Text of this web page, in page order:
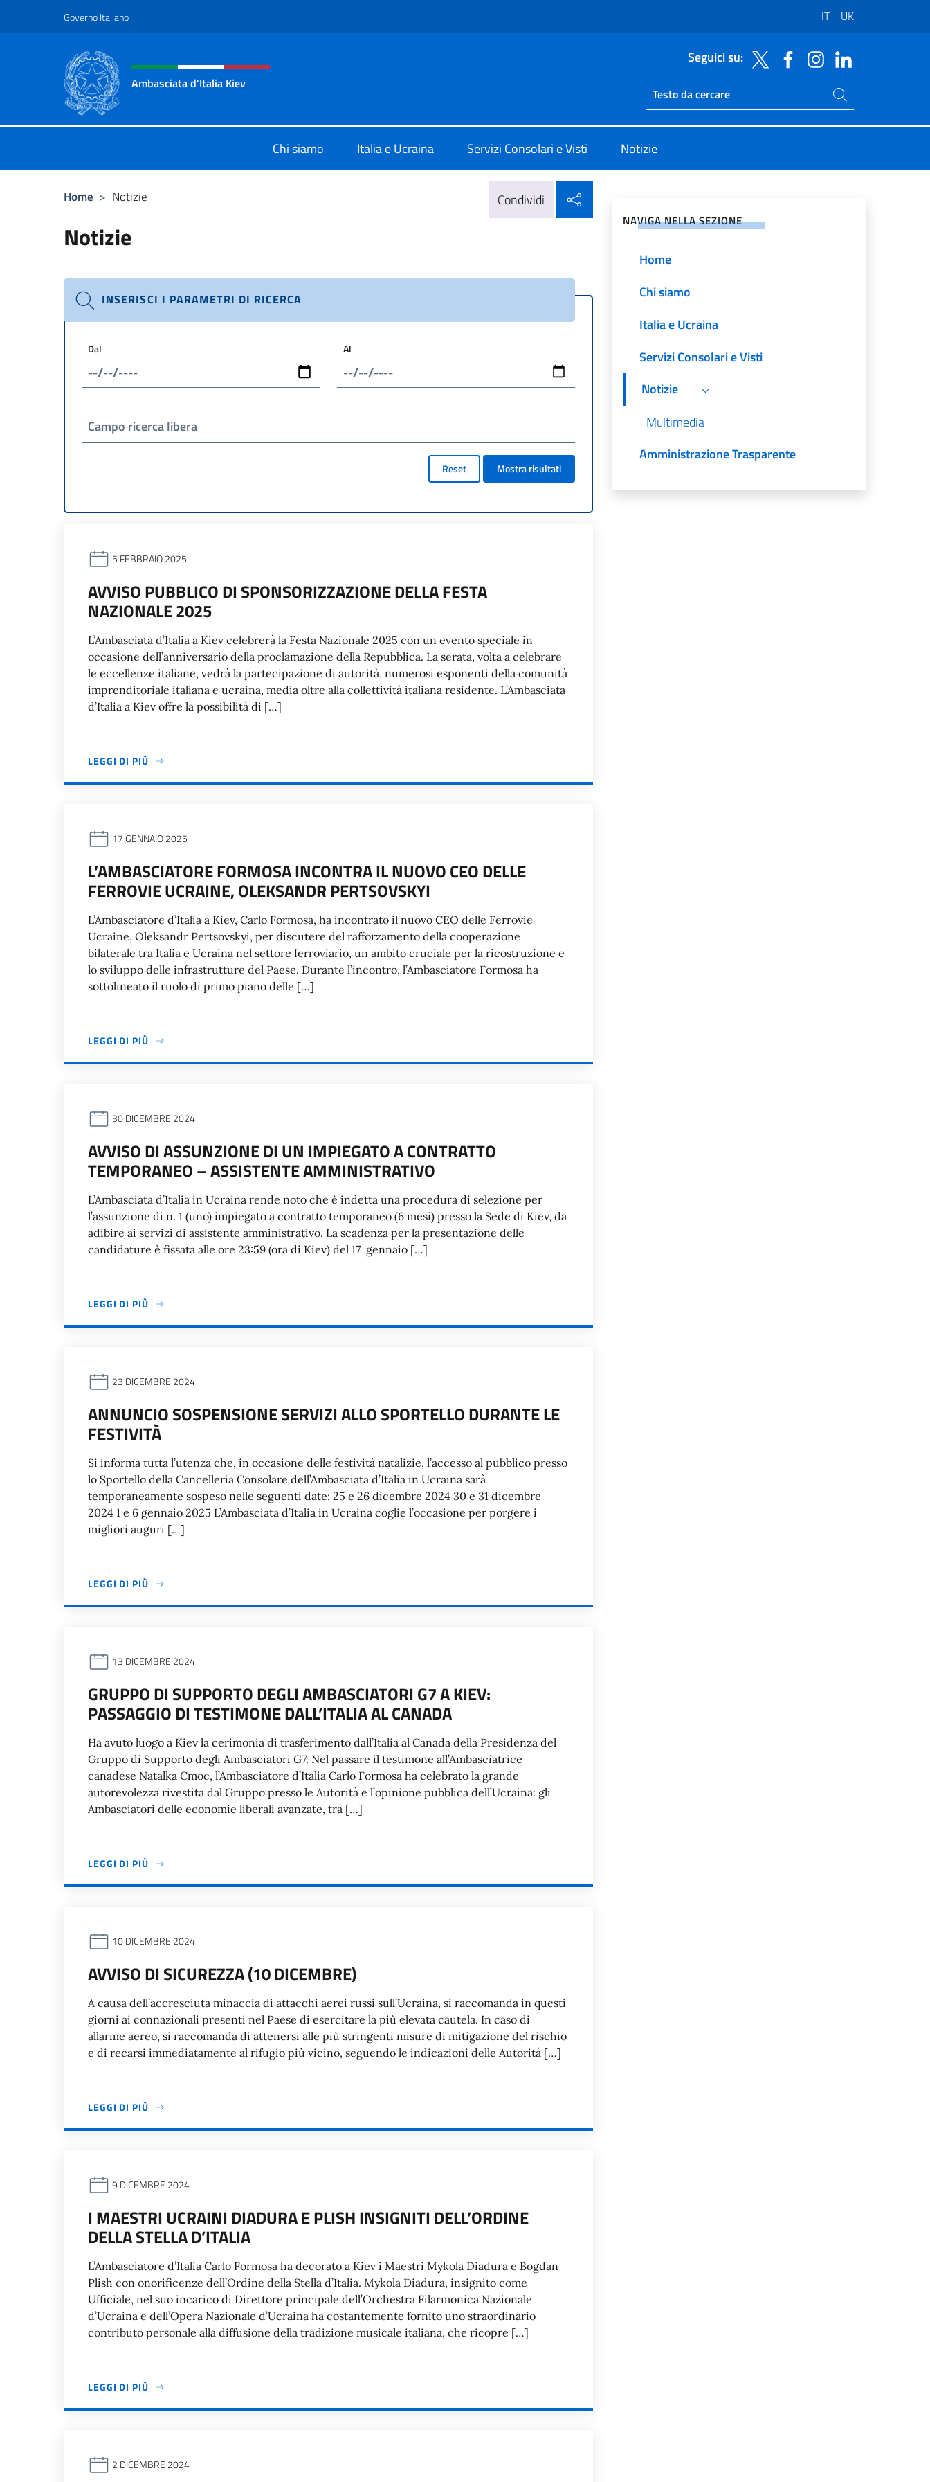
Governo Italiano IT UK
Intestazione sito, social e menù
Ambasciata d'Italia Kiev
Seguici su:
Ricerca sito live
Cerca nel sito
Chi siamo Italia e Ucraina Servizi Consolari e Visti Notizie
Home > Notizie Condividi
Notizie
INSERISCI I PARAMETRI DI RICERCA
Dal Al
Campo ricerca libera
Reset Mostra risultati
5 FEBBRAIO 2025
AVVISO PUBBLICO DI SPONSORIZZAZIONE DELLA FESTA
NAZIONALE 2025
L’Ambasciata d’Italia a Kiev celebrerà la Festa Nazionale 2025 con un evento speciale in
occasione dell’anniversario della proclamazione della Repubblica. La serata, volta a celebrare
le eccellenze italiane, vedrà la partecipazione di autorità, numerosi esponenti della comunità
imprenditoriale italiana e ucraina, media oltre alla collettività italiana residente. L’Ambasciata
d’Italia a Kiev offre la possibilità di […]
LEGGI DI PIÙ
17 GENNAIO 2025
L’AMBASCIATORE FORMOSA INCONTRA IL NUOVO CEO DELLE
FERROVIE UCRAINE, OLEKSANDR PERTSOVSKYI
L’Ambasciatore d’Italia a Kiev, Carlo Formosa, ha incontrato il nuovo CEO delle Ferrovie
Ucraine, Oleksandr Pertsovskyi, per discutere del rafforzamento della cooperazione
bilaterale tra Italia e Ucraina nel settore ferroviario, un ambito cruciale per la ricostruzione e
lo sviluppo delle infrastrutture del Paese. Durante l’incontro, l’Ambasciatore Formosa ha
sottolineato il ruolo di primo piano delle […]
LEGGI DI PIÙ
30 DICEMBRE 2024
AVVISO DI ASSUNZIONE DI UN IMPIEGATO A CONTRATTO
TEMPORANEO – ASSISTENTE AMMINISTRATIVO
L’Ambasciata d’Italia in Ucraina rende noto che è indetta una procedura di selezione per
l’assunzione di n. 1 (uno) impiegato a contratto temporaneo (6 mesi) presso la Sede di Kiev, da
adibire ai servizi di assistente amministrativo. La scadenza per la presentazione delle
candidature è fissata alle ore 23:59 (ora di Kiev) del 17 gennaio […]
LEGGI DI PIÙ
23 DICEMBRE 2024
ANNUNCIO SOSPENSIONE SERVIZI ALLO SPORTELLO DURANTE LE
FESTIVITÀ
Si informa tutta l’utenza che, in occasione delle festività natalizie, l’accesso al pubblico presso
lo Sportello della Cancelleria Consolare dell’Ambasciata d’Italia in Ucraina sarà
temporaneamente sospeso nelle seguenti date: 25 e 26 dicembre 2024 30 e 31 dicembre
2024 1 e 6 gennaio 2025 L’Ambasciata d’Italia in Ucraina coglie l’occasione per porgere i
migliori auguri […]
LEGGI DI PIÙ
13 DICEMBRE 2024
GRUPPO DI SUPPORTO DEGLI AMBASCIATORI G7 A KIEV:
PASSAGGIO DI TESTIMONE DALL’ITALIA AL CANADA
Ha avuto luogo a Kiev la cerimonia di trasferimento dall’Italia al Canada della Presidenza del
Gruppo di Supporto degli Ambasciatori G7. Nel passare il testimone all’Ambasciatrice
canadese Natalka Cmoc, l’Ambasciatore d’Italia Carlo Formosa ha celebrato la grande
autorevolezza rivestita dal Gruppo presso le Autorità e l’opinione pubblica dell’Ucraina: gli
Ambasciatori delle economie liberali avanzate, tra […]
LEGGI DI PIÙ
10 DICEMBRE 2024
AVVISO DI SICUREZZA (10 DICEMBRE)
A causa dell’accresciuta minaccia di attacchi aerei russi sull’Ucraina, si raccomanda in questi
giorni ai connazionali presenti nel Paese di esercitare la più elevata cautela. In caso di
allarme aereo, si raccomanda di attenersi alle più stringenti misure di mitigazione del rischio
e di recarsi immediatamente al rifugio più vicino, seguendo le indicazioni delle Autoritá […]
LEGGI DI PIÙ
9 DICEMBRE 2024
I MAESTRI UCRAINI DIADURA E PLISH INSIGNITI DELL’ORDINE
DELLA STELLA D’ITALIA
L’Ambasciatore d’Italia Carlo Formosa ha decorato a Kiev i Maestri Mykola Diadura e Bogdan
Plish con onorificenze dell’Ordine della Stella d’Italia. Mykola Diadura, insignito come
Ufficiale, nel suo incarico di Direttore principale dell’Orchestra Filarmonica Nazionale
d’Ucraina e dell’Opera Nazionale d’Ucraina ha costantemente fornito uno straordinario
contributo personale alla diffusione della tradizione musicale italiana, che ricopre […]
LEGGI DI PIÙ
2 DICEMBRE 2024
NAVIGA NELLA SEZIONE
Home
Chi siamo
Italia e Ucraina
Servizi Consolari e Visti
Notizie
Multimedia
Amministrazione Trasparente